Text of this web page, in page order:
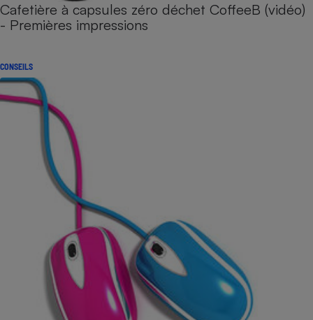
Cafetière à capsules zéro déchet CoffeeB (vidéo)
- Premières impressions
CONSEILS